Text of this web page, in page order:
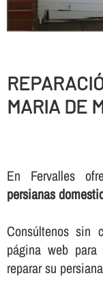
MARIA DE
En Fervalles
persianas
Consúltenos sin
página web
reparar su